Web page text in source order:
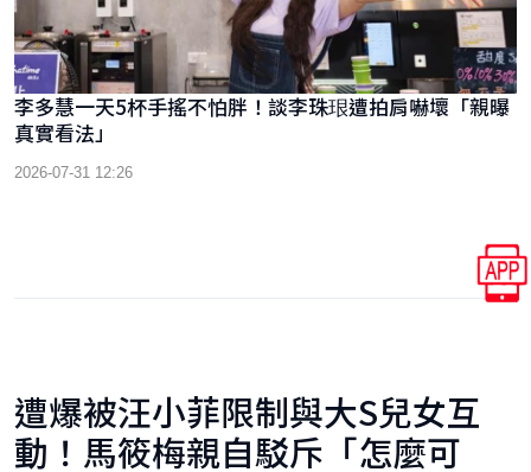
李多慧一天5杯手搖不怕胖！談李珠珢遭拍肩嚇壞「親曝
真實看法」
2026-07-31 12:26
遭爆被汪小菲限制與大S兒女互
動！馬筱梅親自駁斥「怎麼可